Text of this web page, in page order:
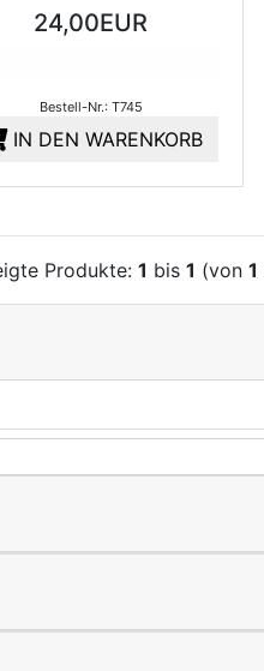
24,00EUR
Bestell-Nr.: T745
IN DEN WARENKORB
Produkte: 1 bis 1 (von 1